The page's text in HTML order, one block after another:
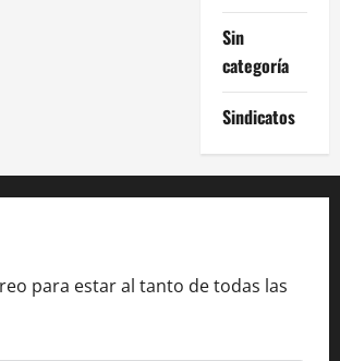
Sin
categoría
Sindicatos
para estar al tanto de todas las